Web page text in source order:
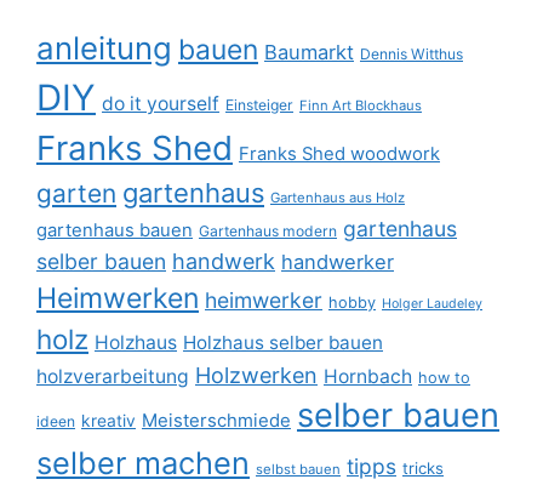
anleitung bauen Baumarkt Dennis Witthus
DIY do it yourself Einsteiger Finn Art Blockhaus
Franks Shed Franks Shed woodwork
garten gartenhaus Gartenhaus aus Holz
gartenhaus bauen Gartenhaus modern gartenhaus
selber bauen handwerk handwerker
Heimwerken heimwerker hobby Holger Laudeley
holz Holzhaus Holzhaus selber bauen
holzverarbeitung Holzwerken Hornbach how to
ideen kreativ Meisterschmiede selber bauen
selber machen selbst bauen tipps tricks